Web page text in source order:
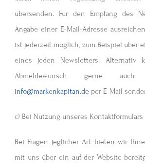
übersenden. Für den Empfang des
Angabe einer E-Mail-Adresse
ist jederzeit möglich, zum Beispiel über
eines jeden Newsletters. Alternativ
Abmeldewunsch gerne
info@markenkapitän.de per E-Mail
c) Bei Nutzung unseres Kontaktformulars
Bei Fragen jeglicher Art bieten wir
mit uns über ein auf der Website